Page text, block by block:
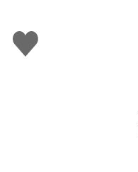
Mi
piace